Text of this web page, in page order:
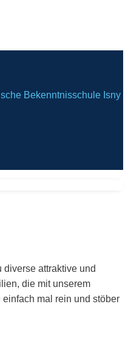
Bekenntnisschule Isny
diverse attraktive und
die mit unserem
mal rein und stöber